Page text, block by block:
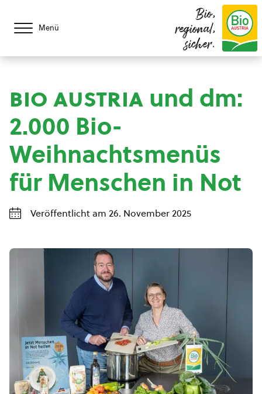
Menü
Bio,
regional,
sicher.
bio austria und dm:
2.000 Bio-
Weihnachtsmenüs
für Menschen in Not
Veröffentlicht am 26. November 2025